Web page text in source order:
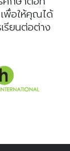
พื่อให้คุณได้
รียนต่อต่าง